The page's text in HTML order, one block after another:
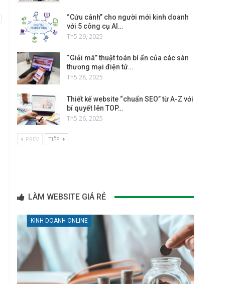
“Cứu cánh” cho người mới kinh doanh
với 5 công cụ AI…
Th5 29, 2025
“Giải mã” thuật toán bí ẩn của các sàn
thương mại điện tử…
Th5 28, 2025
Thiết kế website “chuẩn SEO” từ A-Z với
bí quyết lên TOP…
Th5 26, 2025
PREV TIẾP
LÀM WEBSITE GIÁ RẺ
KINH DOANH ONLINE